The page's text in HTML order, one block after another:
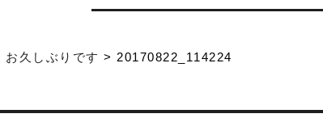
お久しぶりです > 20170822_114224